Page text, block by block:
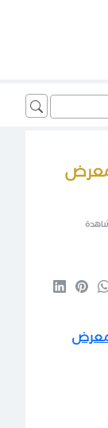
تلزيم معرض
تلزيم معرض